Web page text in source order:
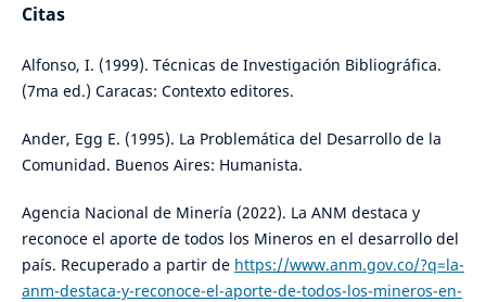
Citas
Alfonso, I. (1999). Técnicas de Investigación Bibliográfica.
(7ma ed.) Caracas: Contexto editores.
Ander, Egg E. (1995). La Problemática del Desarrollo de la
Comunidad. Buenos Aires: Humanista.
Agencia Nacional de Minería (2022). La ANM destaca y
reconoce el aporte de todos los Mineros en el desarrollo del
país. Recuperado a partir de https://www.anm.gov.co/?q=la-
anm-destaca-y-reconoce-el-aporte-de-todos-los-mineros-en-